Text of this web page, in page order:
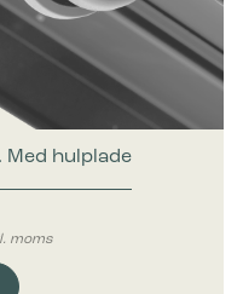
brugere på tværs af
der er relevante og
og dermed mere
annoncører.
hulplade
moms